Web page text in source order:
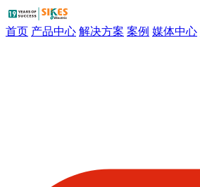
首页 产品中心 解决方案 案例 媒体中心